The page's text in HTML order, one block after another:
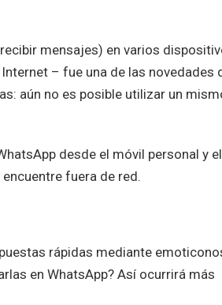
mensajes) en varios
– fue una de las novedades
aún no es posible utilizar un
desde el móvil personal y
fuera de red.
rápidas mediante
en WhatsApp? Así ocurrirá más